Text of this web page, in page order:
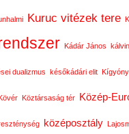
Kuruc vitézek tere
Kádár János
dualizmus későkádári elit
Köztársaság tér Közép-
középosztály